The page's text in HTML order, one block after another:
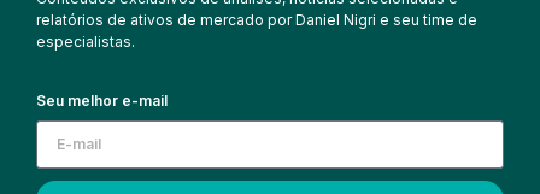
relatórios de ativos de mercado por Daniel Nigri e seu time de
especialistas.
Seu melhor e-mail